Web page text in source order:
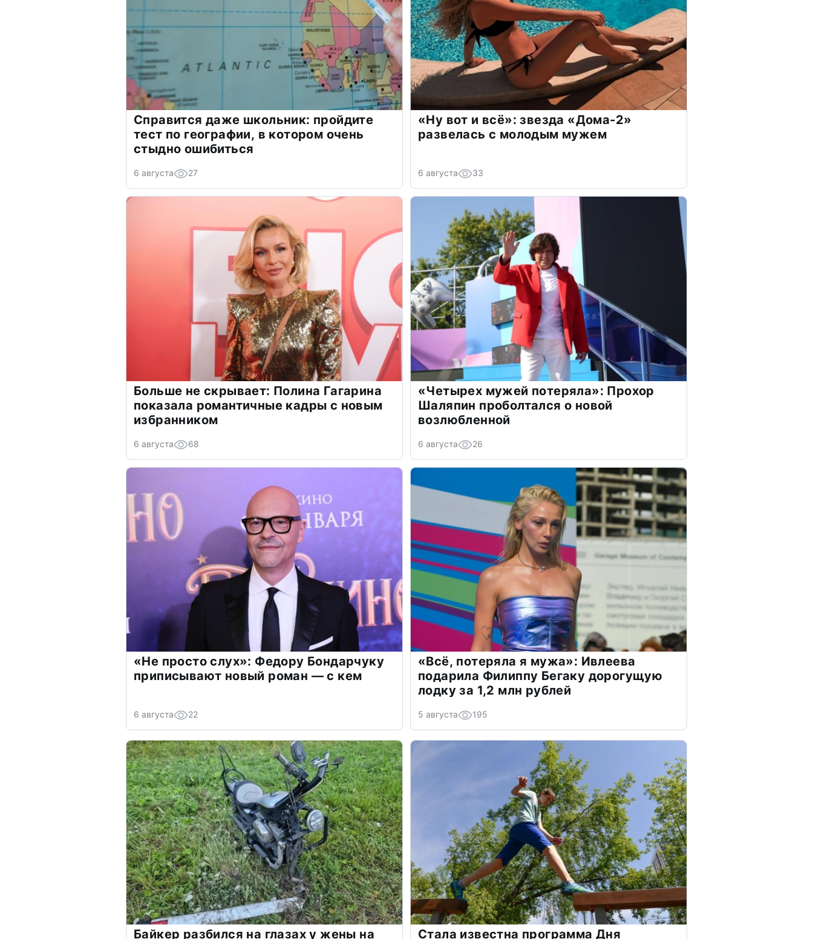
Справится даже школьник: пройдите
тест по географии, в котором очень
стыдно ошибиться
6 августа 27
«Ну вот и всё»: звезда «Дома-2»
развелась с молодым мужем
6 августа 33
Больше не скрывает: Полина Гагарина
показала романтичные кадры с новым
избранником
6 августа 68
«Четырех мужей потеряла»: Прохор
Шаляпин проболтался о новой
возлюбленной
6 августа 26
«Не просто слух»: Федору Бондарчуку
приписывают новый роман — с кем
6 августа 22
«Всё, потеряла я мужа»: Ивлеева
подарила Филиппу Бегаку дорогущую
лодку за 1,2 млн рублей
5 августа 195
Байкер разбился на глазах у жены на Стала известна программа Дня